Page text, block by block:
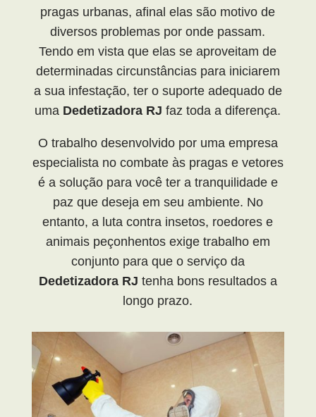
pragas urbanas, afinal elas são motivo de
diversos problemas por onde passam.
Tendo em vista que elas se aproveitam de
determinadas circunstâncias para iniciarem
a sua infestação, ter o suporte adequado de
uma Dedetizadora RJ faz toda a diferença.
O trabalho desenvolvido por uma empresa
especialista no combate às pragas e vetores
é a solução para você ter a tranquilidade e
paz que deseja em seu ambiente. No
entanto, a luta contra insetos, roedores e
animais peçonhentos exige trabalho em
conjunto para que o serviço da
Dedetizadora RJ tenha bons resultados a
longo prazo.